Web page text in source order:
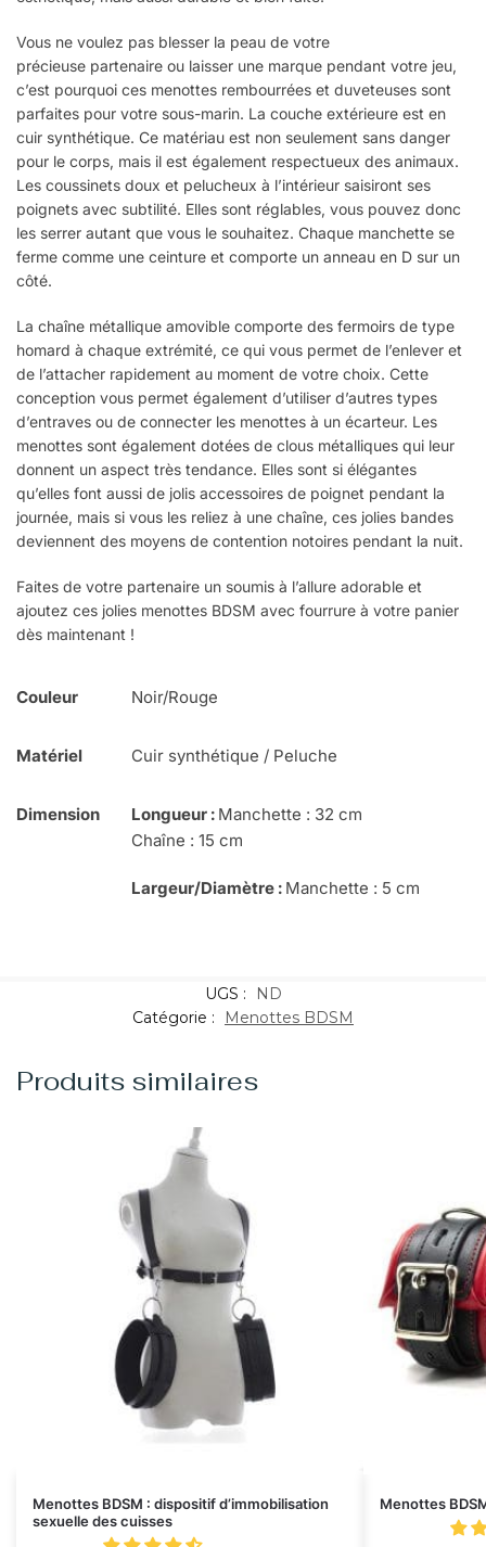
Vous ne voulez pas blesser la peau de votre
précieuse partenaire ou laisser une marque pendant votre jeu,
c’est pourquoi ces menottes rembourrées et duveteuses sont
parfaites pour votre sous-marin. La couche extérieure est en
cuir synthétique. Ce matériau est non seulement sans danger
pour le corps, mais il est également respectueux des animaux.
Les coussinets doux et pelucheux à l’intérieur saisiront ses
poignets avec subtilité. Elles sont réglables, vous pouvez donc
les serrer autant que vous le souhaitez. Chaque manchette se
ferme comme une ceinture et comporte un anneau en D sur un
côté.
La chaîne métallique amovible comporte des fermoirs de type
homard à chaque extrémité, ce qui vous permet de l’enlever et
de l’attacher rapidement au moment de votre choix. Cette
conception vous permet également d’utiliser d’autres types
d’entraves ou de connecter les menottes à un écarteur. Les
menottes sont également dotées de clous métalliques qui leur
donnent un aspect très tendance. Elles sont si élégantes
qu’elles font aussi de jolis accessoires de poignet pendant la
journée, mais si vous les reliez à une chaîne, ces jolies bandes
deviennent des moyens de contention notoires pendant la nuit.
Faites de votre partenaire un soumis à l’allure adorable et
ajoutez ces jolies menottes BDSM avec fourrure à votre panier
dès maintenant !
Couleur Noir/Rouge
Matériel Cuir synthétique / Peluche
Dimension Longueur : Manchette : 32 cm
Chaîne : 15 cm
Largeur/Diamètre : Manchette : 5 cm
UGS :
ND
Catégorie :
Menottes BDSM
Produits similaires
Menottes BDSM : dispositif d’immobilisation
sexuelle des cuisses
Menottes